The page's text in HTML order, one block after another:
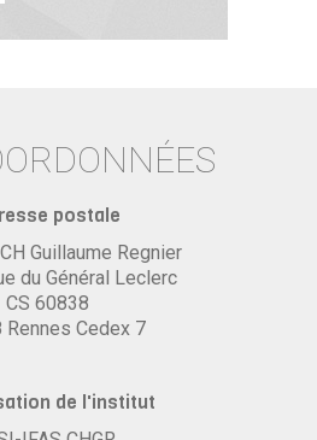
postale
Guillaume Regnier
du Général Leclerc
CS 60838
Rennes Cedex 7
de l'institut